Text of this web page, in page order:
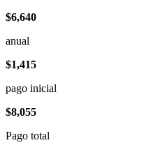
$6,640
anual
$1,415
pago inicial
$8,055
Pago total